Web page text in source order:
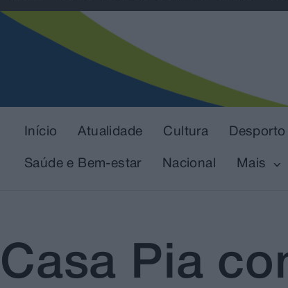
Início Atualidade Cultura Desporto
Saúde e Bem-estar Nacional Mais
Casa Pia